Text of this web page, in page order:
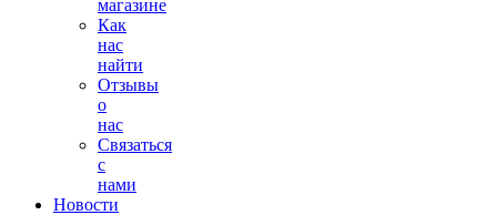
магазине
Как
нас
найти
Отзывы
о
нас
Связаться
с
нами
Новости